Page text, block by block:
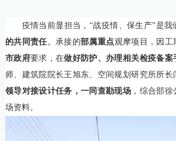
疫情当前显担当，“战疫情、保生产”是我
的共同责任。承接的部属重点观摩项目，因工
市政府要求，在做好防护、办理相关检疫备案
师、建筑院院长王旭东、空间规划研究所所长
领导对接设计任务，一同查勘现场 ，综合部徐
场资料。